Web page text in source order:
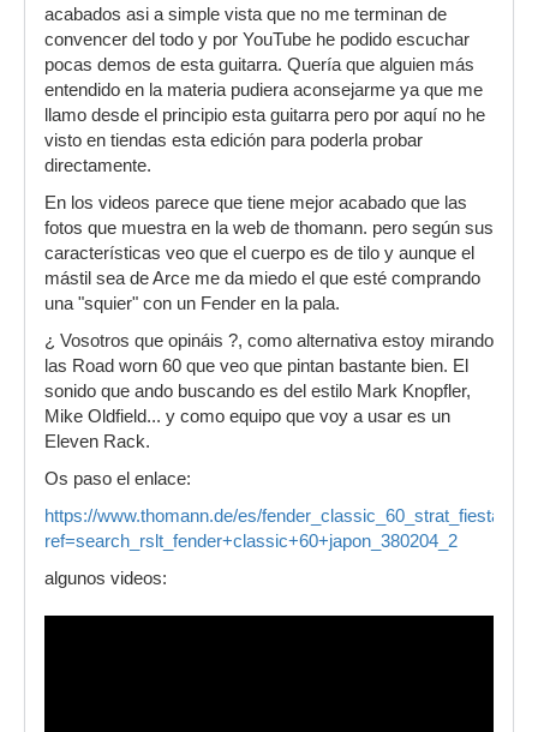
acabados asi a simple vista que no me terminan de
convencer del todo y por YouTube he podido escuchar
pocas demos de esta guitarra. Quería que alguien más
entendido en la materia pudiera aconsejarme ya que me
llamo desde el principio esta guitarra pero por aquí no he
visto en tiendas esta edición para poderla probar
directamente.
En los videos parece que tiene mejor acabado que las
fotos que muestra en la web de thomann. pero según sus
características veo que el cuerpo es de tilo y aunque el
mástil sea de Arce me da miedo el que esté comprando
una "squier" con un Fender en la pala.
¿ Vosotros que opináis ?, como alternativa estoy mirando
las Road worn 60 que veo que pintan bastante bien. El
sonido que ando buscando es del estilo Mark Knopfler,
Mike Oldfield... y como equipo que voy a usar es un
Eleven Rack.
Os paso el enlace:
https://www.thomann.de/es/
ref=search_rslt_fender+classic+60+japon_380204_2
algunos videos: